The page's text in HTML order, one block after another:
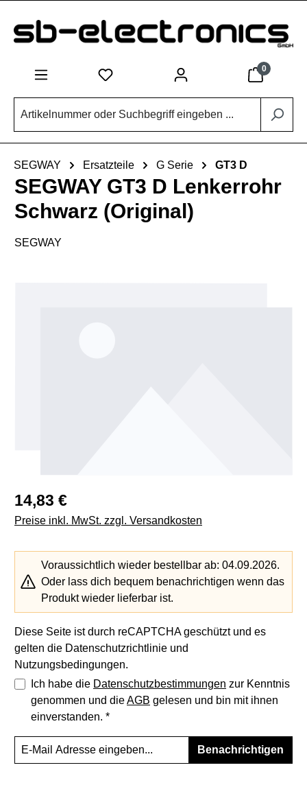
0
SEGWAY Ersatzteile G Serie GT3 D
SEGWAY GT3 D Lenkerrohr
Schwarz (Original)
SEGWAY
Regulärer Preis:
14,83 €
Preise inkl. MwSt. zzgl. Versandkosten
Voraussichtlich wieder bestellbar ab: 04.09.2026.
Oder lass dich bequem benachrichtigen wenn das
Produkt wieder lieferbar ist.
Diese Seite ist durch reCAPTCHA geschützt und es
gelten die Datenschutzrichtlinie und
Nutzungsbedingungen.
Ich habe die Datenschutzbestimmungen zur Kenntnis
genommen und dieAGB gelesen und bin mit ihnen
einverstanden. *
Benachrichtigen